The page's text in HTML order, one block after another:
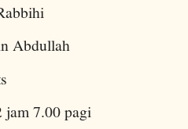
Abdullah
jam 7.00 pagi